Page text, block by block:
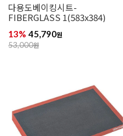
다용도베이킹시트-
FIBERGLASS 1(583x384)
13% 45,790원
53,000원